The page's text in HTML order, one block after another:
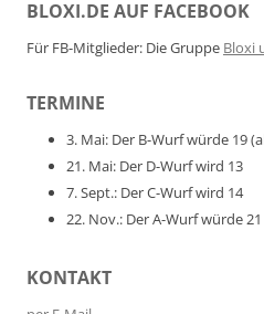
BLOXI.DE AUF FACEBOOK
Für FB-Mitglieder: Die Gruppe Bloxi
TERMINE
3. Mai: Der B-Wurf würde 19
21. Mai: Der D-Wurf wird 13
7. Sept.: Der C-Wurf wird 14
22. Nov.: Der A-Wurf würde
KONTAKT